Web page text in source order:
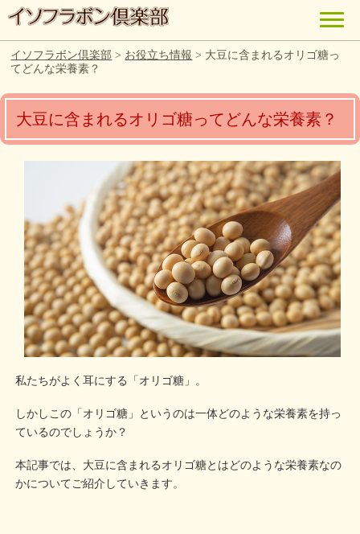
イソフラボン倶楽部>お役立ち情報>大豆に含まれるオリゴ糖っ
てどんな栄養素？
大豆に含まれるオリゴ糖ってどんな栄養素？
私たちがよく耳にする「オリゴ糖」。
しかしこの「オリゴ糖」というのは一体どのような栄養素を持っ
ているのでしょうか？
本記事では、大豆に含まれるオリゴ糖とはどのような栄養素なの
かについてご紹介していきます。